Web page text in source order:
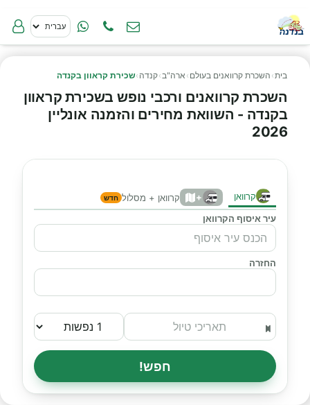
בית› השכרת קרוואנים בעולם › ארה"ב›קנדה ›שכירת קראוון בקנדה
השכרת קרוואנים ורכבי נופש בשכירת קראוון
בקנדה - השוואת מחירים והזמנה אונליין
2026
קרוואן + קרוואן + מסלול חדש
עיר איסוף הקרוואן
החזרה
חפש!